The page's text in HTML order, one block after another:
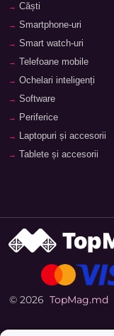
Căști
Smartphone-uri
Smart watch-uri
Telefoane mobile
Ochelari inteligenți
Software
Periferice
Laptopuri și accesorii
Tablete și accesorii
© 2026 TopMag.md